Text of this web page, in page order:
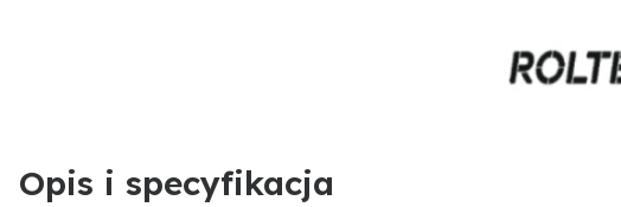
Opis i specyfikacja